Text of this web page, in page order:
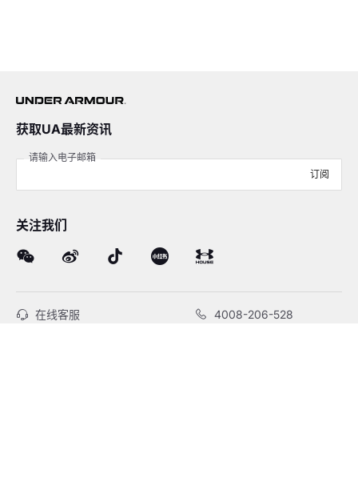
获取UA最新资讯
请输入电子邮箱
订阅
关注我们
在线客服 4008-206-528